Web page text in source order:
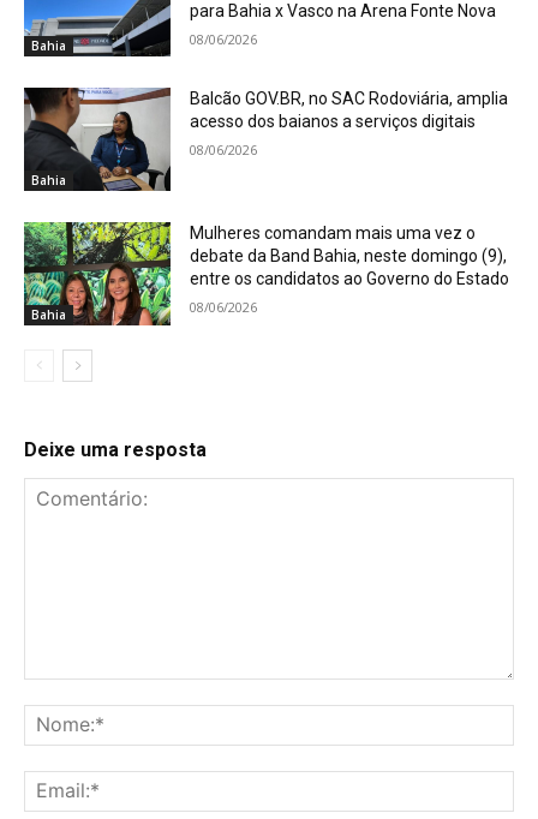
Bahia
para Bahia x Vasco na Arena Fonte Nova
08/06/2026
Bahia
Balcão GOV.BR, no SAC Rodoviária, amplia
acesso dos baianos a serviços digitais
08/06/2026
Bahia
Mulheres comandam mais uma vez o
debate da Band Bahia, neste domingo (9),
entre os candidatos ao Governo do Estado
08/06/2026
Deixe uma resposta